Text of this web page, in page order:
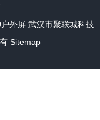
外屏 武汉市聚联城科技
Sitemap